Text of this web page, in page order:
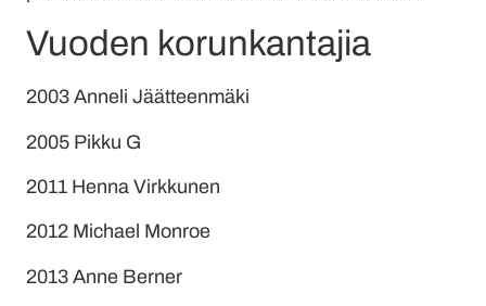
Vuoden korunkantajia
2003 Anneli Jäätteenmäki
2005 Pikku G
2011 Henna Virkkunen
2012 Michael Monroe
2013 Anne Berner